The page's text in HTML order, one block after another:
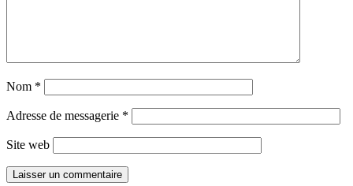
Nom *
Adresse de messagerie *
Site web